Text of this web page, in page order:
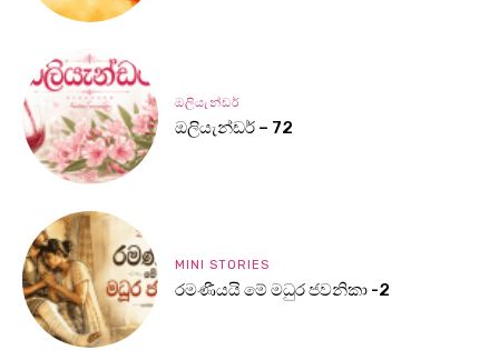
ඔලියැන්ඩර්
ඔලියැන්ඩර් – 72
MINI STORIES
රමණීයයි මේ මධුර ජවනිකා -2